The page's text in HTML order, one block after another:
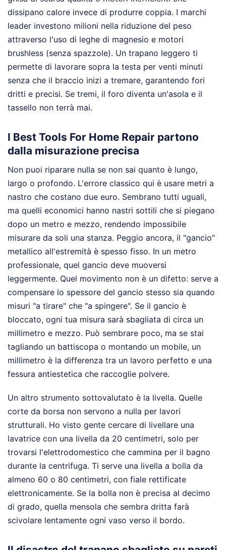
dissipano calore invece di produrre coppia. I marchi
leader investono milioni nella riduzione del peso
attraverso l'uso di leghe di magnesio e motori
brushless (senza spazzole). Un trapano leggero ti
permette di lavorare sopra la testa per venti minuti
senza che il braccio inizi a tremare, garantendo fori
dritti e precisi. Se tremi, il foro diventa un'asola e il
tassello non terrà mai.
I Best Tools For Home Repair partono
dalla misurazione precisa
Non puoi riparare nulla se non sai quanto è lungo,
largo o profondo. L'errore classico qui è usare metri a
nastro che costano due euro. Sembrano tutti uguali,
ma quelli economici hanno nastri sottili che si piegano
dopo un metro e mezzo, rendendo impossibile
misurare da soli una stanza. Peggio ancora, il "gancio"
metallico all'estremità è spesso fisso. In un metro
professionale, quel gancio deve muoversi
leggermente. Quel movimento non è un difetto: serve a
compensare lo spessore del gancio stesso sia quando
misuri "a tirare" che "a spingere". Se il gancio è
bloccato, ogni tua misura sarà sbagliata di circa un
millimetro e mezzo. Può sembrare poco, ma se stai
tagliando un battiscopa o montando un mobile, un
millimetro è la differenza tra un lavoro perfetto e una
fessura antiestetica che raccoglie polvere.
Un altro strumento sottovalutato è la livella. Quelle
corte da borsa non servono a nulla per lavori
strutturali. Ho visto gente cercare di livellare una
lavatrice con una livella da 20 centimetri, solo per
trovarsi l'elettrodomestico che cammina per il bagno
durante la centrifuga. Ti serve una livella a bolla da
almeno 60 o 80 centimetri, con fiale rettificate
elettronicamente. Se la bolla non è precisa al decimo
di grado, quella mensola che sembra dritta farà
scivolare lentamente ogni vaso verso il bordo.